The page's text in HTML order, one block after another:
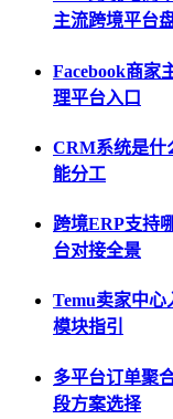
主流跨境平台
Facebook商家
理平台入口
CRM系统是什
能分工
跨境ERP支持
台对接全景
Temu卖家中
模块指引
多平台订单聚
段方案选择